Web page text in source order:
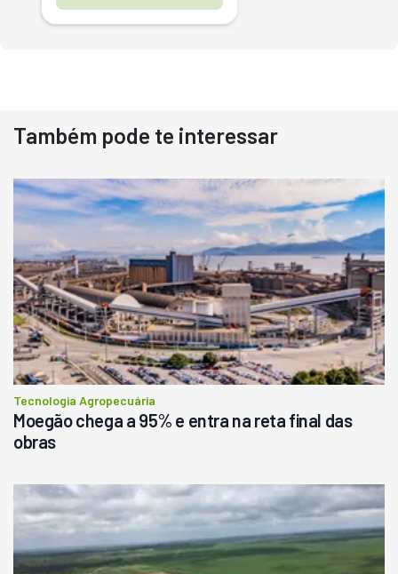
Destaque
Usado
Pá Carregadeira Cat 966
Ano 1987
R$ 145.000
Consultar
Também pode te interessar
Tecnologia Agropecuária
Moegão chega a 95% e entra na reta final das
obras